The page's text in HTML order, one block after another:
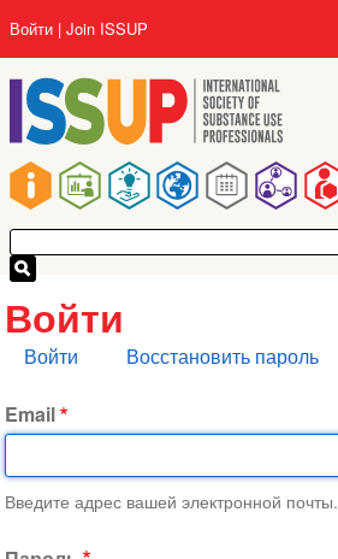
основному
содержанию
Main
navigation
User
account
menu
Войти Join ISSUP
Войти
Главные
Войти Восстановить пароль
Email
Введите адрес вашей электронной почты.